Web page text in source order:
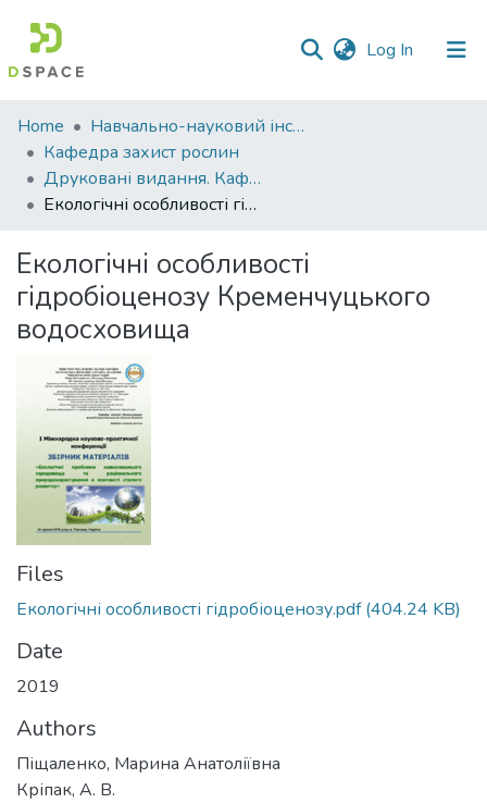
Log In (current)
Communities
&
Collections
Statistics
Home
Навчально-науковий інститут агротехнологій, селекції та екології
Кафедра захист рослин
Друковані видання. Кафедра захист рослин
Екологічні особливості гідробіоценозу Кременчуцького водосховища
Екологічні особливості
гідробіоценозу Кременчуцького
водосховища
Files
Екологічні особливості гідробіоценозу.pdf(404.24 KB)
Date
2019
Authors
Піщаленко, Марина Анатоліївна
Кріпак, А. В.